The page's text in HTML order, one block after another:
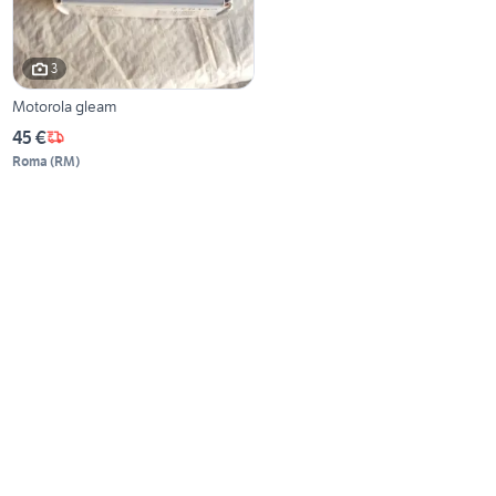
3
Motorola gleam
45 €
Roma (RM)